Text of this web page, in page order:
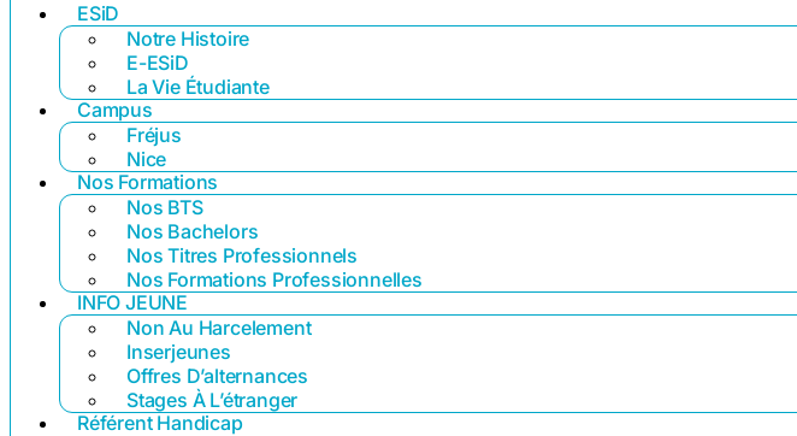
ESiD
Notre Histoire
E-ESiD
La Vie Étudiante
Campus
Fréjus
Nice
Nos Formations
Nos BTS
Nos Bachelors
Nos Titres Professionnels
Nos Formations Professionnelles
INFO JEUNE
Non Au Harcelement
Inserjeunes
Offres D’alternances
Stages À L’étranger
Référent Handicap